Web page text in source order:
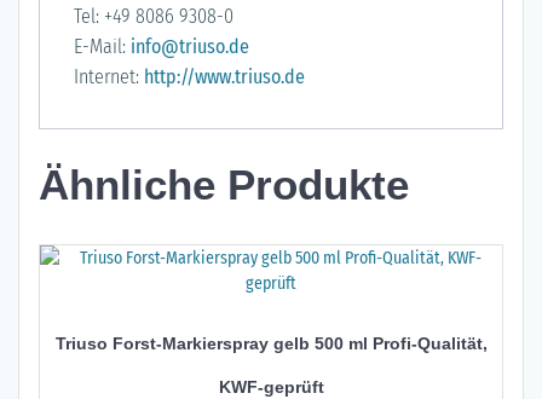
Tel: +49 8086 9308-0
E-Mail: info@triuso.de
Internet: http://www.triuso.de
Ähnliche Produkte
Triuso Forst-Markierspray gelb 500 ml Profi-Qualität,
KWF-geprüft